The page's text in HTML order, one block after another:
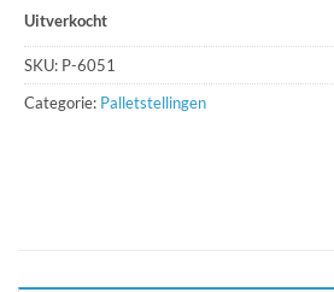
Uitverkocht
SKU: P-6051
Categorie: Palletstellingen